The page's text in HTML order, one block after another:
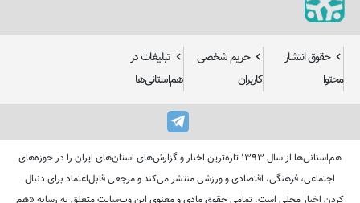
حقوق انتشار
محتوا
حریم شخصی
کاربران
تبلیغات در
هم‌استانی‌ها
هم‌استانی‌ها از سال ۱۳۹۳ تازه‌ترین اخبار و گزارش‌های استان‌های ایران را در حوزه‌های
اجتماعی، فرهنگی، اقتصادی و ورزشی منتشر می‌کند و مرجعی قابل‌اعتماد برای دنبال
کردن اخبار محلی است. تمامی حقوق مادی و معنوی این وب‌سایت متعلق به رسانه «هم